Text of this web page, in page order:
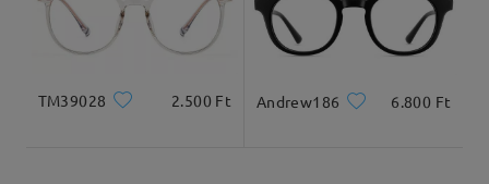
Teljes szélesség Szárhossz
TM39028 2.500 Ft Andrew186 6.800 Ft